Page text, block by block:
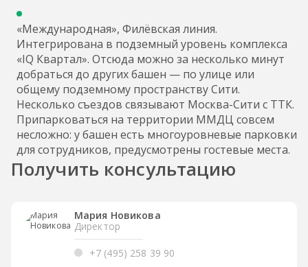
«Международная», Филёвская линия.
Интегрирована в подземный уровень комплекса
«IQ Квартал». Отсюда можно за несколько минут
добраться до других башен — по улице или
общему подземному пространству Сити.
Несколько съездов связывают Москва-Сити с ТТК.
Припарковаться на территории ММДЦ совсем
несложно: у башен есть многоуровневые парковки
для сотрудников, предусмотрены гостевые места.
Получить консультацию
Мария Новикова
Директор
+7 (495) 258 39 90